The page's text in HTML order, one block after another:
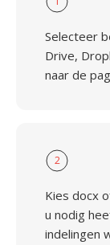
Selecteer
Drive,
naar de
2
Kies docx
u nodig
indelingen